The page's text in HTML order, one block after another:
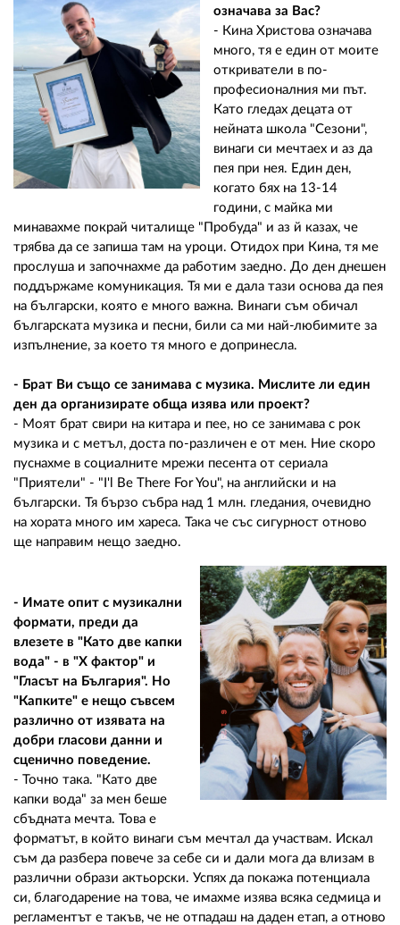
означава за Вас?
- Кина Христова означава
много, тя е един от моите
откриватели в по-
професионалния ми път.
Като гледах децата от
нейната школа "Сезони",
винаги си мечтаех и аз да
пея при нея. Един ден,
когато бях на 13-14
години, с майка ми
минавахме покрай читалище "Пробуда" и аз й казах, че
трябва да се запиша там на уроци. Отидох при Кина, тя ме
прослуша и започнахме да работим заедно. До ден днешен
поддържаме комуникация. Тя ми е дала тази основа да пея
на български, която е много важна. Винаги съм обичал
българската музика и песни, били са ми най-любимите за
изпълнение, за което тя много е допринесла.
- Брат Ви също се занимава с музика. Мислите ли един
ден да организирате обща изява или проект?
- Моят брат свири на китара и пее, но се занимава с рок
музика и с метъл, доста по-различен е от мен. Ние скоро
пуснахме в социалните мрежи песента от сериала
"Приятели" - "I'l Be There For You", на английски и на
български. Тя бързо събра над 1 млн. гледания, очевидно
на хората много им хареса. Така че със сигурност отново
ще направим нещо заедно.
- Имате опит с музикални
формати, преди да
влезете в "Като две капки
вода" - в "Х фактор" и
"Гласът на България". Но
"Капките" е нещо съвсем
различно от изявата на
добри гласови данни и
сценично поведение.
- Точно така. "Като две
капки вода" за мен беше
сбъдната мечта. Това е
форматът, в който винаги съм мечтал да участвам. Искал
съм да разбера повече за себе си и дали мога да влизам в
различни образи актьорски. Успях да покажа потенциала
си, благодарение на това, че имахме изява всяка седмица и
регламентът е такъв, че не отпадаш на даден етап, а отново